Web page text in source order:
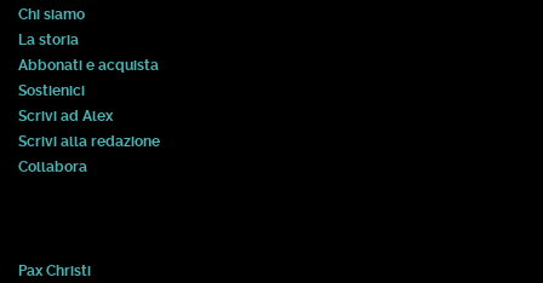
Chi siamo
La storia
Abbonati e acquista
Sostienici
Scrivi ad Alex
Scrivi alla redazione
Collabora
Pax Christi